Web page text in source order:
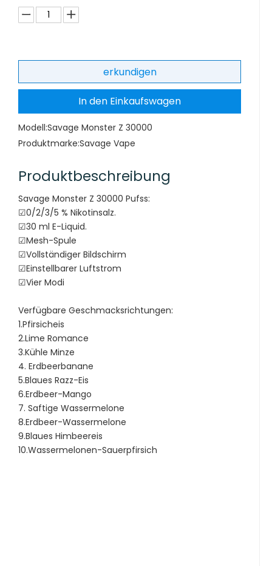
erkundigen
In den Einkaufswagen
Modell:Savage Monster Z 30000
Produktmarke:Savage Vape
Produktbeschreibung
Savage Monster Z 30000 Pufss:
☑0/2/3/5 % Nikotinsalz.
☑30 ml E-Liquid.
☑Mesh-Spule
☑Vollständiger Bildschirm
☑Einstellbarer Luftstrom
☑Vier Modi
Verfügbare Geschmacksrichtungen:
1.Pfirsicheis
2.Lime Romance
3.Kühle Minze
4. Erdbeerbanane
5.Blaues Razz-Eis
6.Erdbeer-Mango
7. Saftige Wassermelone
8.Erdbeer-Wassermelone
9.Blaues Himbeereis
10.Wassermelonen-Sauerpfirsich